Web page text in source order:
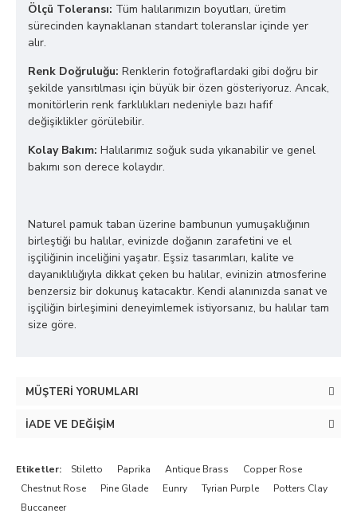
Ölçü Toleransı: Tüm halılarımızın boyutları, üretim
sürecinden kaynaklanan standart toleranslar içinde yer
alır.
Renk Doğruluğu: Renklerin fotoğraflardaki gibi doğru bir
şekilde yansıtılması için büyük bir özen gösteriyoruz. Ancak,
monitörlerin renk farklılıkları nedeniyle bazı hafif
değişiklikler görülebilir.
Kolay Bakım: Halılarımız soğuk suda yıkanabilir ve genel
bakımı son derece kolaydır.
Naturel pamuk taban üzerine bambunun yumuşaklığının
birleştiği bu halılar, evinizde doğanın zarafetini ve el
işçiliğinin inceliğini yaşatır. Eşsiz tasarımları, kalite ve
dayanıklılığıyla dikkat çeken bu halılar, evinizin atmosferine
benzersiz bir dokunuş katacaktır. Kendi alanınızda sanat ve
işçiliğin birleşimini deneyimlemek istiyorsanız, bu halılar tam
size göre.
MÜŞTERI YORUMLARI
İADE VE DEĞIŞIM
Etiketler: Stiletto Paprika Antique Brass
Copper Rose
Chestnut Rose
Pine Glade Eunry Tyrian Purple
Potters Clay
Buccaneer